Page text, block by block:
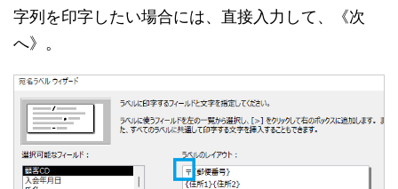
字列を印字したい場合には、直接入力して、《次
へ》。